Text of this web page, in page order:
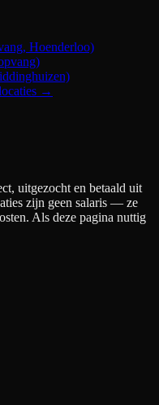
Hoenderloo)
→
uitgezocht en betaald uit
zijn geen salaris — ze
Als deze pagina nuttig